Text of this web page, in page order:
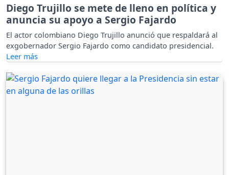
Diego Trujillo se mete de lleno en política y
anuncia su apoyo a Sergio Fajardo
El actor colombiano Diego Trujillo anunció que respaldará al
exgobernador Sergio Fajardo como candidato presidencial.